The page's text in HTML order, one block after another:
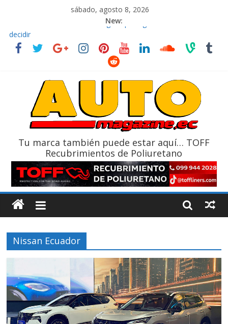
sábado, agosto 8, 2026
New:
El costo de tener un vehículo gana protagonismo a la hora de
decidir
Ultima película ‘Spider‑Man: Brand New Day’ pone en escena a
La Vuelta al Ecuador 2026, edición 47ª, recorre 7 provincias en 8
La FEDAK recibe 12 Sinotruk Bolden para cubrir las rutas de La
Tu marca también puede estar aquí… TOFF
Recubrimientos de Poliuretano
Nissan Ecuador